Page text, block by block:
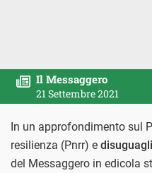
Il Messaggero
21 Settembre 2021
In un approfondimento sul
resilienza (Pnrr) e
del Messaggero in edicola